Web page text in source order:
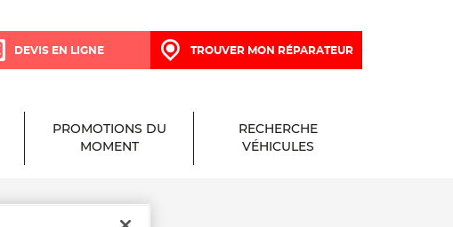
DEVIS EN LIGNE TROUVER MON RÉPARATEUR
PROMOTIONS DU
MOMENT
RECHERCHE
VÉHICULES